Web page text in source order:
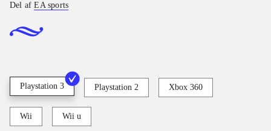
Del afEA sports
Playstation 3 Playstation 2 Xbox 360
Wii Wii u